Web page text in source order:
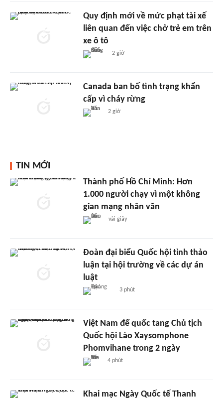
Quy định mới về mức phạt tài xế
liên quan đến việc chở trẻ em trên
xe ô tô
2 giờ
Canada ban bố tình trạng khẩn
cấp vì cháy rừng
2 giờ
TIN MỚI
Thành phố Hồ Chí Minh: Hơn
1.000 người chạy vì một không
gian mạng nhân văn
vài giây
Đoàn đại biểu Quốc hội tỉnh thảo
luận tại hội trường về các dự án
luật
3 phút
Việt Nam để quốc tang Chủ tịch
Quốc hội Lào Xaysomphone
Phomvihane trong 2 ngày
4 phút
Khai mạc Ngày Quốc tế Thanh